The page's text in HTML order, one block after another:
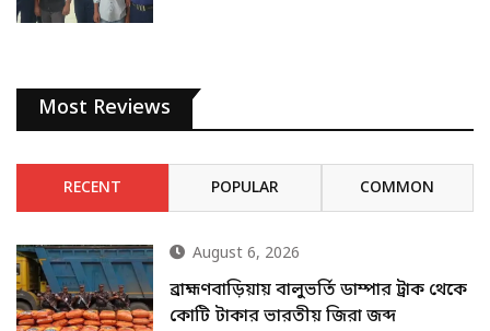
Most Reviews
RECENT POPULAR COMMON
August 6, 2026
ব্রাহ্মণবাড়িয়ায় বালুভর্তি ডাম্পার ট্রাক থেকে
কোটি টাকার ভারতীয় জিরা জব্দ